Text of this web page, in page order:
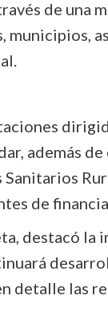
de una
municipios,
además
de
destacó la
detalle las